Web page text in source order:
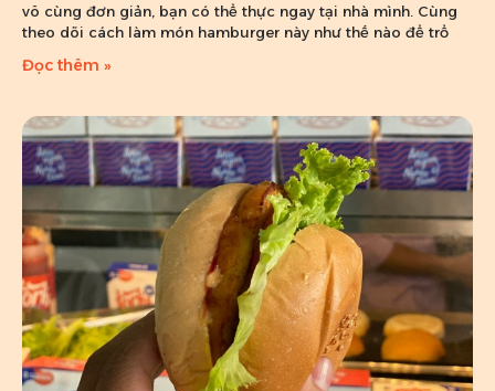
vô cùng đơn giản, bạn có thể thực ngay tại nhà mình. Cùng
theo dõi cách làm món hamburger này như thế nào để trổ
Đọc thêm »